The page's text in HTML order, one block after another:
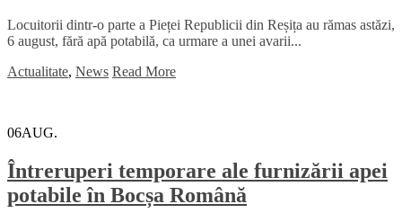
Locuitorii dintr-o parte a Pieței Republicii din Reșița au rămas astăzi,
6 august, fără apă potabilă, ca urmare a unei avarii...
Actualitate, News Read More
06AUG.
Întreruperi temporare ale furnizării apei
potabile în Bocșa Română